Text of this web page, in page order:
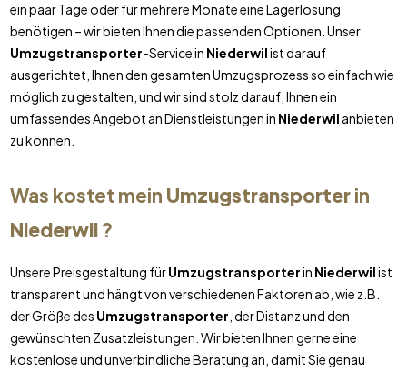
ein paar Tage oder für mehrere Monate eine Lagerlösung
benötigen – wir bieten Ihnen die passenden Optionen. Unser
Umzugstransporter-Service in Niederwilist darauf
ausgerichtet, Ihnen den gesamten Umzugsprozess so einfach wie
möglich zu gestalten, und wir sind stolz darauf, Ihnen ein
umfassendes Angebot an Dienstleistungen in Niederwil anbieten
zu können.
Was kostet mein Umzugstransporterin
Niederwil?
Unsere Preisgestaltung fürUmzugstransporterin Niederwilist
transparent und hängt von verschiedenen Faktoren ab, wie z.B.
der Größe des Umzugstransporter , der Distanz und den
gewünschten Zusatzleistungen. Wir bieten Ihnen gerne eine
kostenlose und unverbindliche Beratung an, damit Sie genau